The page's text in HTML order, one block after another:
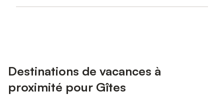
Destinations de vacances à
proximité pour Gîtes